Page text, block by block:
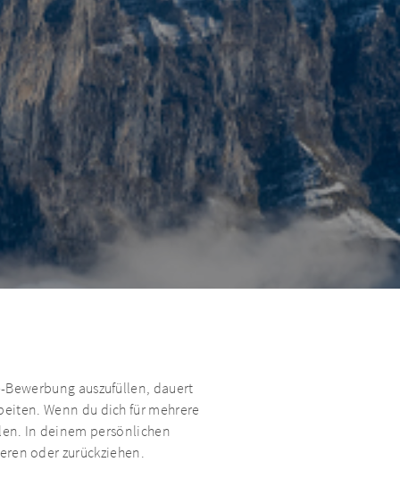
auszufüllen, dauert
Wenn du dich für mehrere
In deinem persönlichen
oder zurückziehen.